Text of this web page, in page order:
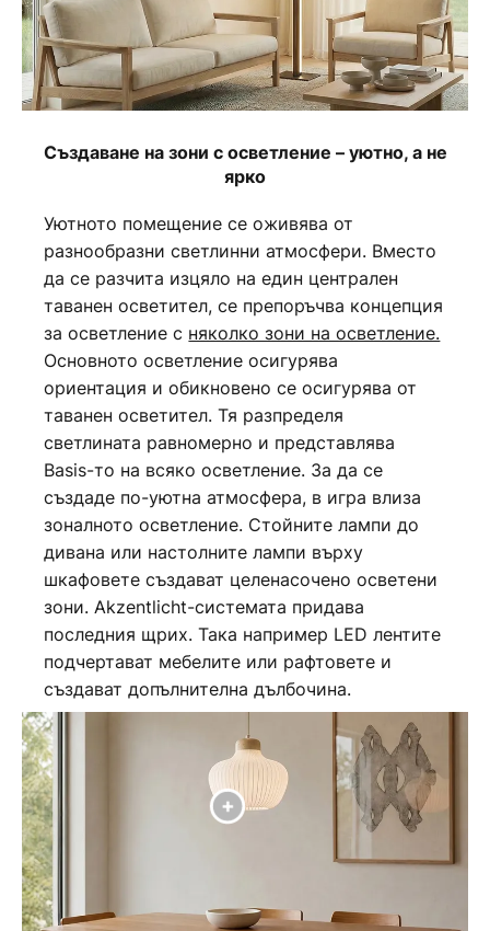
Създаване на зони с осветление – уютно, а не
ярко
Уютното помещение се оживява от
разнообразни светлинни атмосфери. Вместо
да се разчита изцяло на един централен
таванен осветител, се препоръчва концепция
за осветление с няколко зони на осветление.
Основното осветление осигурява
ориентация и обикновено се осигурява от
таванен осветител. Тя разпределя
светлината равномерно и представлява
Basis-то на всяко осветление. За да се
създаде по-уютна атмосфера, в игра влиза
зоналното осветление. Стойните лампи до
дивана или настолните лампи върху
шкафовете създават целенасочено осветени
зони. Akzentlicht-системата придава
последния щрих. Така например LED лентите
подчертават мебелите или рафтовете и
създават допълнителна дълбочина.